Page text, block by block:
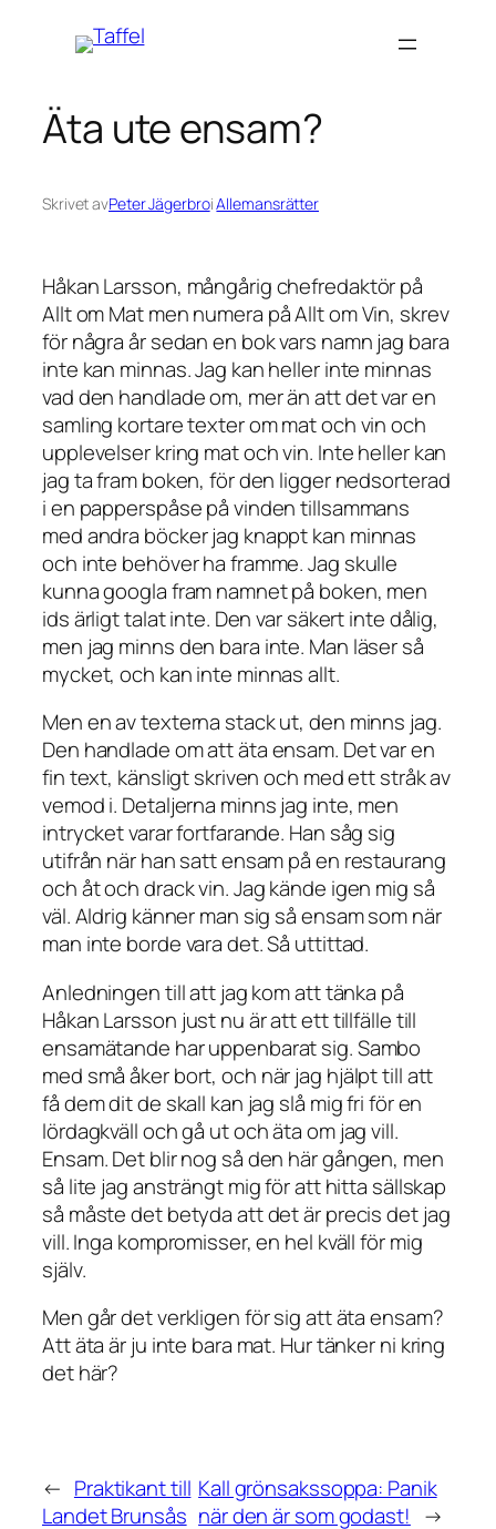
Äta ute ensam?
Skrivet avPeter JägerbroiAllemansrätter
Håkan Larsson, mångårig chefredaktör på
Allt om Mat men numera på Allt om Vin, skrev
för några år sedan en bok vars namn jag bara
inte kan minnas. Jag kan heller inte minnas
vad den handlade om, mer än att det var en
samling kortare texter om mat och vin och
upplevelser kring mat och vin. Inte heller kan
jag ta fram boken, för den ligger nedsorterad
i en papperspåse på vinden tillsammans
med andra böcker jag knappt kan minnas
och inte behöver ha framme. Jag skulle
kunna googla fram namnet på boken, men
ids ärligt talat inte. Den var säkert inte dålig,
men jag minns den bara inte. Man läser så
mycket, och kan inte minnas allt.
Men en av texterna stack ut, den minns jag.
Den handlade om att äta ensam. Det var en
fin text, känsligt skriven och med ett stråk av
vemod i. Detaljerna minns jag inte, men
intrycket varar fortfarande. Han såg sig
utifrån när han satt ensam på en restaurang
och åt och drack vin. Jag kände igen mig så
väl. Aldrig känner man sig så ensam som när
man inte borde vara det. Så uttittad.
Anledningen till att jag kom att tänka på
Håkan Larsson just nu är att ett tillfälle till
ensamätande har uppenbarat sig. Sambo
med små åker bort, och när jag hjälpt till att
få dem dit de skall kan jag slå mig fri för en
lördagkväll och gå ut och äta om jag vill.
Ensam. Det blir nog så den här gången, men
så lite jag ansträngt mig för att hitta sällskap
så måste det betyda att det är precis det jag
vill. Inga kompromisser, en hel kväll för mig
själv.
Men går det verkligen för sig att äta ensam?
Att äta är ju inte bara mat. Hur tänker ni kring
det här?
← Praktikant till
Landet Brunsås
Kall grönsakssoppa: Panik
när den är som godast! →